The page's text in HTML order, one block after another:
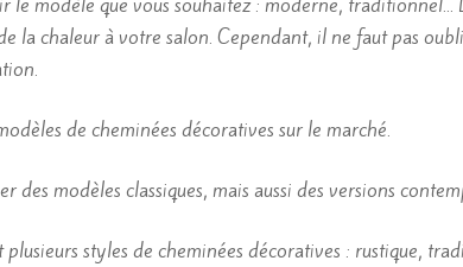
la chaleur à votre salon. Cependant, il ne faut pas
de cheminées décoratives sur le marché.
des modèles classiques, mais aussi des versions
plusieurs styles de cheminées décoratives : rustique,